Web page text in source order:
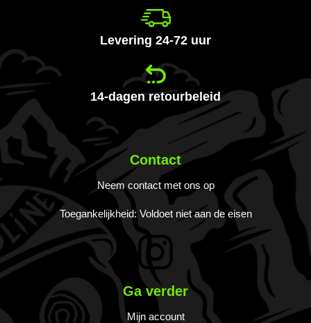
Levering 24-72 uur
14-dagen retourbeleid
Contact
Neem contact met ons op
Toegankelijkheid: Voldoet niet aan de eisen
Ga verder
Mijn account